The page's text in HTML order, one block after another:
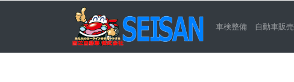
車検整備 自動車販売